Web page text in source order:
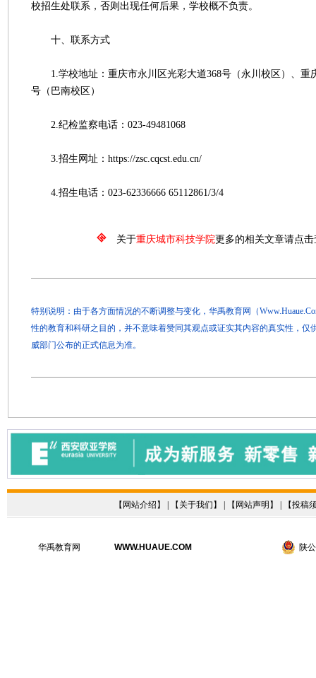
校招生处联系，否则出现任何后果，学校概不负责。
十、联系方式
1.学校地址：重庆市永川区光彩大道368号（永川校区）、重
号（巴南校区）
2.纪检监察电话：023-49481068
3.招生网址：https://zsc.cqcst.edu.cn/
4.招生电话：023-62336666 65112861/3/4
关于重庆城市科技学院更多的相关文章请点击
特别说明：由于各方面情况的不断调整与变化，华禹教育网（
性的教育和科研之目的，并不意味着赞同其观点或证实其内容的真实性，仅
威部门公布的正式信息为准。
【 网站介绍 】 | 【 关于我们 】 | 【 网站声明 】 | 【投稿
华禹教育网 WWW.HUAUE.COM 陕